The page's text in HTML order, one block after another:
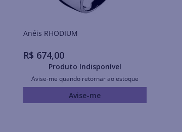
Anéis RHODIUM
R$ 674,00
Produto Indisponível
Avise-me quando retornar ao estoque
Avise-me